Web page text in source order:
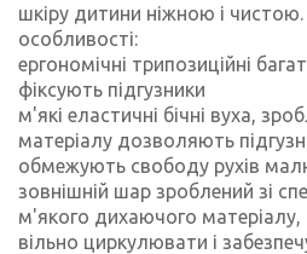
шкіру дитини ніжною і чистою.
особливості:
ергономічні трипозиційні
фіксують підгузники
м'які еластичні бічні вуха,
матеріалу дозволяють
обмежують свободу рухів
зовнішній шар зроблений зі
м'якого дихаючого
вільно циркулювати і